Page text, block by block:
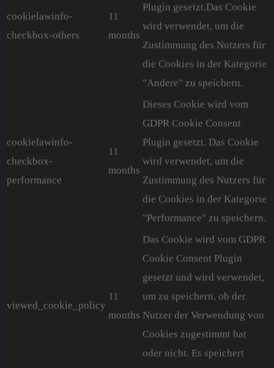
cookielawinfo-
checkbox-others
11
months
Plugin gesetzt.Das Cookie
wird verwendet, um die
Zustimmung des Nutzers für
die Cookies in der Kategorie
"Andere" zu speichern.
cookielawinfo-
checkbox-
performance
11
months
Dieses Cookie wird vom
GDPR Cookie Consent
Plugin gesetzt. Das Cookie
wird verwendet, um die
Zustimmung des Nutzers für
die Cookies in der Kategorie
"Performance" zu speichern.
viewed_cookie_policy
11
months
Das Cookie wird vom GDPR
Cookie Consent Plugin
gesetzt und wird verwendet,
um zu speichern, ob der
Nutzer der Verwendung von
Cookies zugestimmt hat
oder nicht. Es speichert